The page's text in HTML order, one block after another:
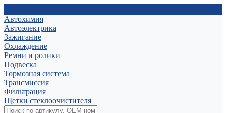
Автохимия
Автоэлектрика
Зажигание
Охлаждение
Ремни и ролики
Подвеска
Тормозная система
Трансмиссия
Фильтрация
Щетки стеклоочистителя